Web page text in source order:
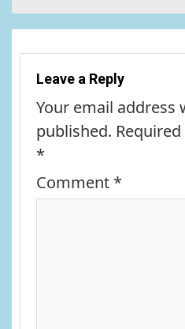
Leave a Reply
Your email address
published.
*
Comment *